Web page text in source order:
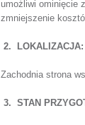
umożliwi ominięcie
zmniejszenie
2. LOKALIZACJA:
Zachodnia strona
3. STAN